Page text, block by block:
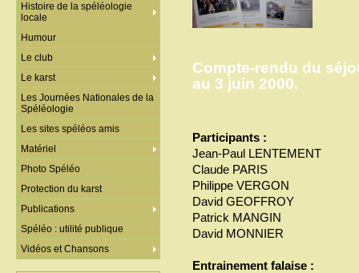
Compte-rendu du
au 3 juin 2000.
Participants :
Jean-Paul LENTEMENT
Claude PARIS
Philippe VERGON
David GEOFFROY
Patrick MANGIN
David MONNIER
Entrainement falaise :
Histoire de la spéléologie
locale
Humour
Le club
Le karst
Les Journées Nationales de la
Spéléologie
Les sites spéléos amis
Matériel
Photo Spéléo
Protection du karst
Publications
Spéléo : utilité publique
Vidéos et Chansons